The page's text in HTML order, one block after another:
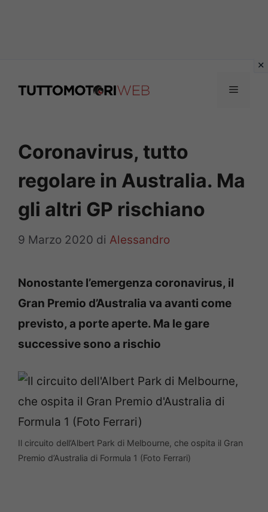
Menu
Coronavirus, tutto
regolare in Australia. Ma
gli altri GP rischiano
9 Marzo 2020 di Alessandro
Nonostante l’emergenza coronavirus, il
Gran Premio d’Australia va avanti come
previsto, a porte aperte. Ma le gare
successive sono a rischio
Il circuito dell’Albert Park di Melbourne, che ospita il Gran
Premio d’Australia di Formula 1 (Foto Ferrari)